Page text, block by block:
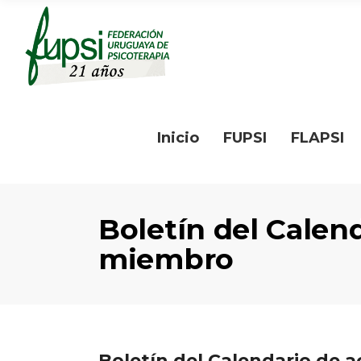
Inicio FUPSI FLAPSI
Boletín del
miembro